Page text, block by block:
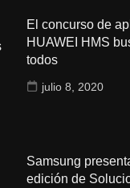
El concurso de
HUAWEI HMS
todos
julio 8, 2020
Samsung
edición de